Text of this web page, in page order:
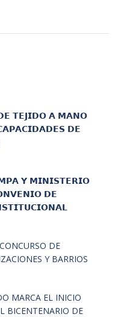
𝗧𝗘𝗝𝗜𝗗𝗢 𝗔 𝗠𝗔𝗡𝗢
𝗗𝗘
𝗬 𝗠𝗜𝗡𝗜𝗦𝗧𝗘𝗥𝗜𝗢
𝗗𝗘
DE
Y BARRIOS
MARCA EL INICIO
BICENTENARIO DE